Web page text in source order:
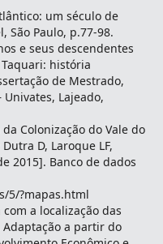
um século de
São Paulo, p.77-98.
e seus descendentes
história
de Mestrado,
Lajeado,
Colonização do Vale do
D, Laroque LF,
2015]. Banco de dados
5/?mapas.html
a localização das
a partir do